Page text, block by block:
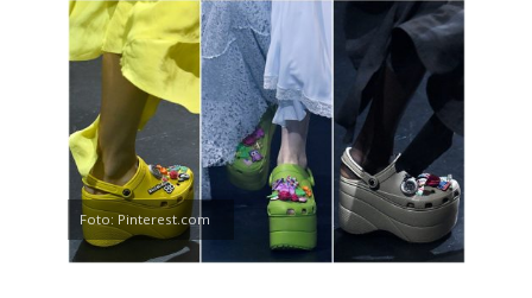
Foto: Pinterest.com